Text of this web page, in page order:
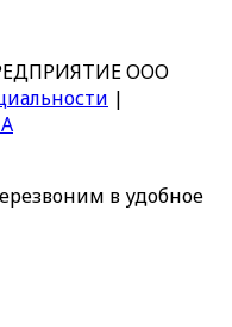
ООО
|
в удобное